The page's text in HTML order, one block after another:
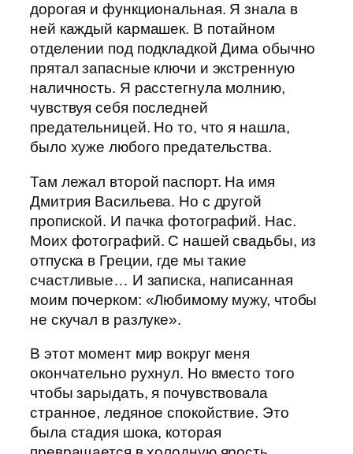
дорогая и функциональная. Я знала в
ней каждый кармашек. В потайном
отделении под подкладкой Дима обычно
прятал запасные ключи и экстренную
наличность. Я расстегнула молнию,
чувствуя себя последней
предательницей. Но то, что я нашла,
было хуже любого предательства.
Там лежал второй паспорт. На имя
Дмитрия Васильева. Но с другой
пропиской. И пачка фотографий. Нас.
Моих фотографий. С нашей свадьбы, из
отпуска в Греции, где мы такие
счастливые… И записка, написанная
моим почерком: «Любимому мужу, чтобы
не скучал в разлуке».
В этот момент мир вокруг меня
окончательно рухнул. Но вместо того
чтобы зарыдать, я почувствовала
странное, ледяное спокойствие. Это
была стадия шока, которая